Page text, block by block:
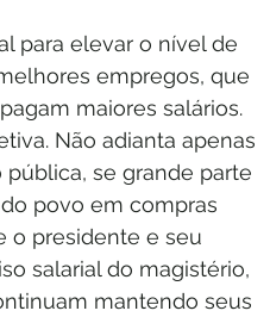
para elevar o nível de
empregos, que
maiores salários.
Não adianta apenas
se grande parte
povo em compras
o presidente e seu
salarial do magistério,
mantendo seus